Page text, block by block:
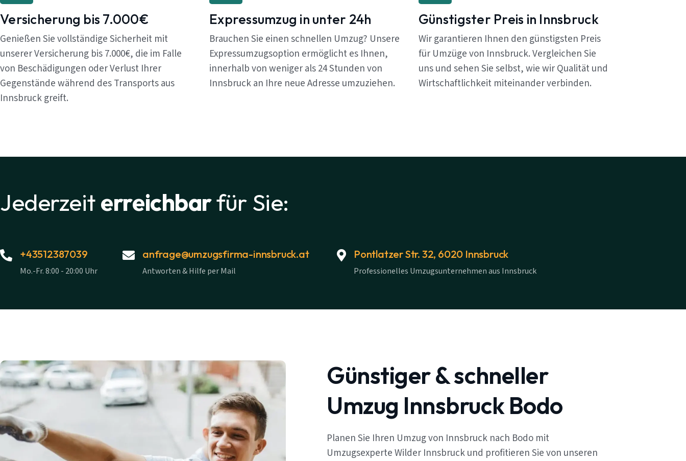
Versicherung bis 7.000€
Genießen Sie vollständige Sicherheit mit
unserer Versicherung bis 7.000€, die im Falle
von Beschädigungen oder Verlust Ihrer
Gegenstände während des Transports aus
Innsbruck greift.
Expressumzug in unter 24h
Brauchen Sie einen schnellen Umzug? Unsere
Expressumzugsoption ermöglicht es Ihnen,
innerhalb von weniger als 24 Stunden von
Innsbruck an Ihre neue Adresse umzuziehen.
Günstigster Preis in Innsbruck
Wir garantieren Ihnen den günstigsten Preis
für Umzüge von Innsbruck. Vergleichen Sie
uns und sehen Sie selbst, wie wir Qualität und
Wirtschaftlichkeit miteinander verbinden.
Jederzeiterreichbarfür Sie:
+43512387039
Mo.-Fr. 8:00 - 20:00 Uhr
anfrage@umzugsfirma-innsbruck.at
Antworten & Hilfe per Mail
Pontlatzer Str. 32, 6020 Innsbruck
Professionelles Umzugsunternehmen aus Innsbruck
Günstiger & schneller
Umzug Innsbruck Bodo
Planen Sie Ihren Umzug von Innsbruck nach Bodo mit
Umzugsexperte Wilder Innsbruck und profitieren Sie von unseren